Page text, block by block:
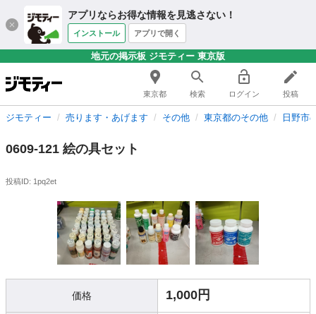
アプリならお得な情報を見逃さない！
インストール アプリで開く
地元の掲示板 ジモティー 東京版
東京都 検索 ログイン 投稿
ジモティー 売ります・あげます その他 東京都のその他 日野市
0609-121 絵の具セット
投稿ID: 1pq2et
価格 1,000円